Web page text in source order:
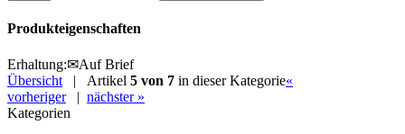
Produkteigenschaften
Erhaltung:✉Auf Brief
Übersicht | Artikel 5 von 7 in dieser Kategorie«
vorheriger| nächster »
Kategorien